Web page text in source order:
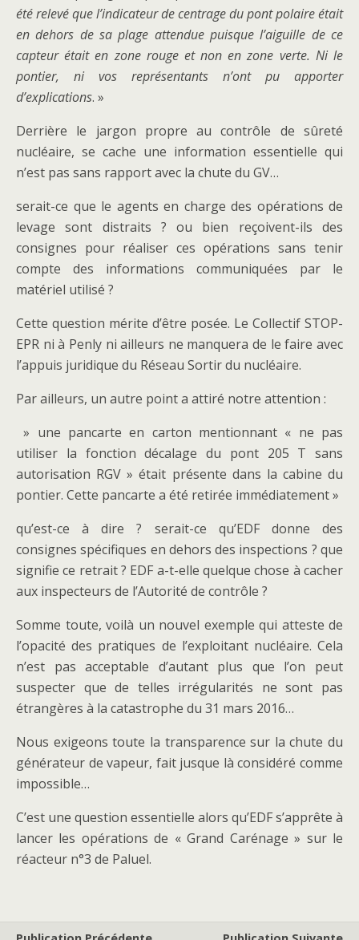
été relevé que l’indicateur de centrage du pont polaire était
en dehors de sa plage attendue puisque l’aiguille de ce
capteur était en zone rouge et non en zone verte. Ni le
pontier, ni vos représentants n’ont pu apporter
d’explications. »
Derrière le jargon propre au contrôle de sûreté
nucléaire, se cache une information essentielle qui
n’est pas sans rapport avec la chute du GV…
serait-ce que le agents en charge des opérations de
levage sont distraits ? ou bien reçoivent-ils des
consignes pour réaliser ces opérations sans tenir
compte des informations communiquées par le
matériel utilisé ?
Cette question mérite d’être posée. Le Collectif STOP-
EPR ni à Penly ni ailleurs ne manquera de le faire avec
l’appuis juridique du Réseau Sortir du nucléaire.
Par ailleurs, un autre point a attiré notre attention :
» une pancarte en carton mentionnant « ne pas
utiliser la fonction décalage du pont 205 T sans
autorisation RGV » était présente dans la cabine du
pontier. Cette pancarte a été retirée immédiatement »
qu’est-ce à dire ? serait-ce qu’EDF donne des
consignes spécifiques en dehors des inspections ? que
signifie ce retrait ? EDF a-t-elle quelque chose à cacher
aux inspecteurs de l’Autorité de contrôle ?
Somme toute, voilà un nouvel exemple qui atteste de
l’opacité des pratiques de l’exploitant nucléaire. Cela
n’est pas acceptable d’autant plus que l’on peut
suspecter que de telles irrégularités ne sont pas
étrangères à la catastrophe du 31 mars 2016…
Nous exigeons toute la transparence sur la chute du
générateur de vapeur, fait jusque là considéré comme
impossible…
C’est une question essentielle alors qu’EDF s’apprête à
lancer les opérations de « Grand Carénage » sur le
réacteur n°3 de Paluel.